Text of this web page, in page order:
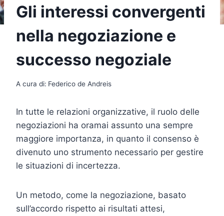
Gli interessi convergenti
nella negoziazione e
successo negoziale
A cura di: Federico de Andreis
In tutte le relazioni organizzative, il ruolo delle
negoziazioni ha oramai assunto una sempre
maggiore importanza, in quanto il consenso è
divenuto uno strumento necessario per gestire
le situazioni di incertezza.
Un metodo, come la negoziazione, basato
sull’accordo rispetto ai risultati attesi,